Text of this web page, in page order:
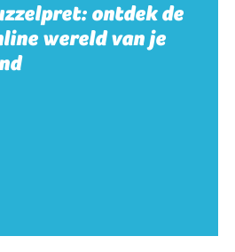
ontdek de
wereld van je